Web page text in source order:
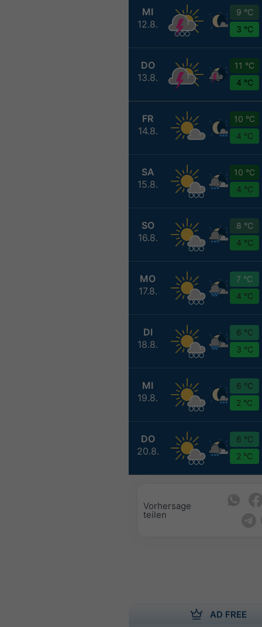
MI
12.8.
9 °C
3 °C
DO
13.8.
11 °C
4 °C
FR
14.8.
10 °C
4 °C
SA
15.8.
10 °C
4 °C
SO
16.8.
8 °C
4 °C
MO
17.8.
7 °C
4 °C
DI
18.8.
6 °C
3 °C
MI
19.8.
6 °C
2 °C
DO
20.8.
6 °C
2 °C
Vorhersage
teilen
AD FREE